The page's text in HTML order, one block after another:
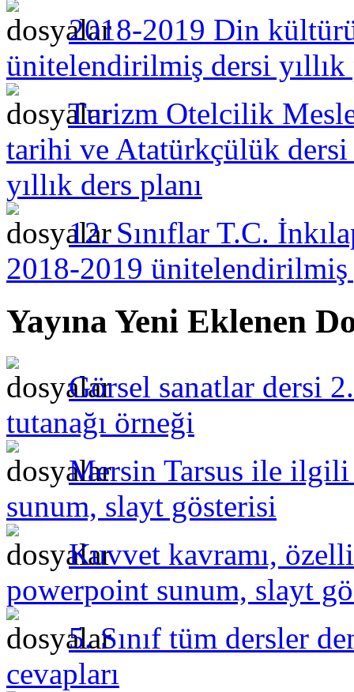
2018-2019 Din
ünitelendirilmiş dersi yıllık
Turizm Otelcilik
tarihi ve Atatürkçülük
yıllık ders planı
12. Sınıflar T.C.
2018-2019 ünitelendirilmiş
Yayına Yeni Eklenen
Görsel sanatlar dersi
tutanağı örneği
Mersin Tarsus ile
sunum, slayt gösterisi
Kuvvet kavramı,
powerpoint sunum, slayt
5. Sınıf tüm dersler
cevapları